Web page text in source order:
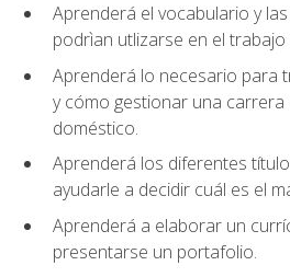
Aprenderá el vocabulario y
podrìan utlizarse en el trabajo
Aprenderá lo necesario para
y cómo gestionar una carrera
doméstico.
Aprenderá los diferentes
ayudarle a decidir cuál es el
Aprenderá a elaborar un
presentarse un portafolio.